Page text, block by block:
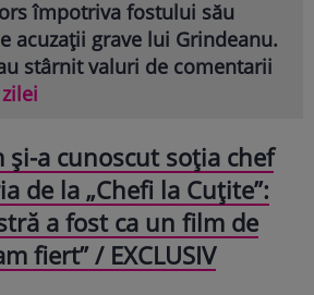
împotriva fostului său
acuzații grave lui Grindeanu.
stârnit valuri de comentarii
şi-a cunoscut soţia chef
de la „Chefi la Cuţite”:
a fost ca un film de
fiert” / EXCLUSIV